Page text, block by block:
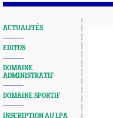
ACTUALITÉS
EDITOS
DOMAINE
ADMINISTRATIF
DOMAINE SPORTIF
INSCRIPTION AU LPA